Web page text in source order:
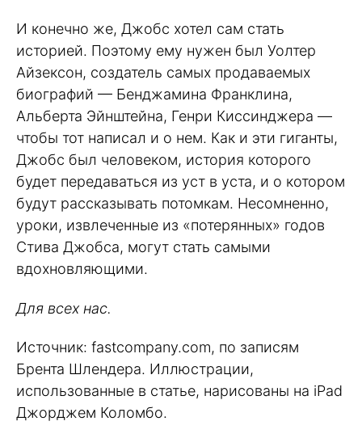
И конечно же, Джобс хотел сам стать
историей. Поэтому ему нужен был Уолтер
Айзексон, создатель самых продаваемых
биографий — Бенджамина Франклина,
Альберта Эйнштейна, Генри Киссинджера —
чтобы тот написал и о нем. Как и эти гиганты,
Джобс был человеком, история которого
будет передаваться из уст в уста, и о котором
будут рассказывать потомкам. Несомненно,
уроки, извлеченные из «потерянных» годов
Стива Джобса, могут стать самыми
вдохновляющими.
Для всех нас.
Источник: fastcompany.com, по записям
Брента Шлендера. Иллюстрации,
использованные в статье, нарисованы на iPad
Джорджем Коломбо.